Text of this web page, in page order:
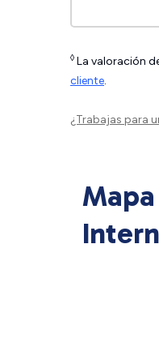
◊ La valoración
cliente.
¿Trabajas para